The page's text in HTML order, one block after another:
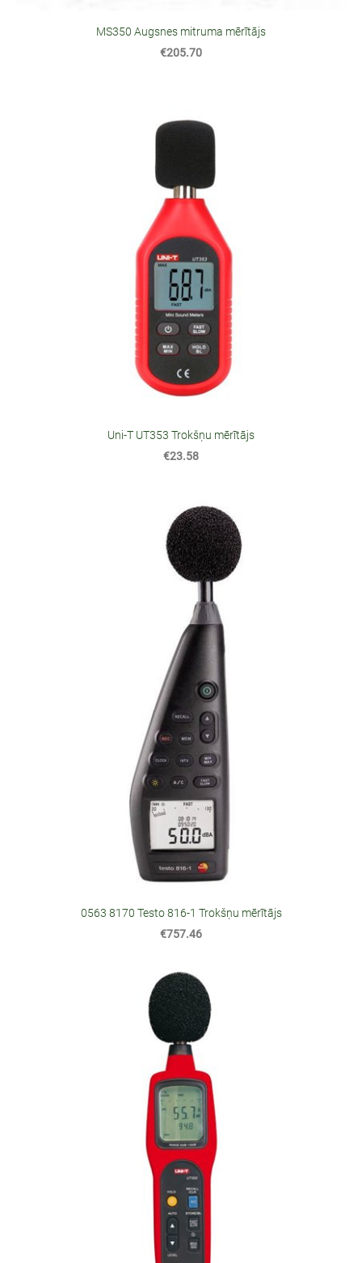
MS350 Augsnes mitruma mērītājs
€205.70
Uni-T UT353 Trokšņu mērītājs
€23.58
0563 8170 Testo 816-1 Trokšņu mērītājs
€757.46